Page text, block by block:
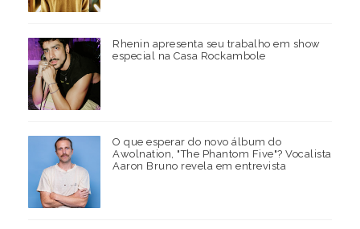
Rhenin apresenta seu trabalho em show
especial na Casa Rockambole
O que esperar do novo álbum do
Awolnation, "The Phantom Five"? Vocalista
Aaron Bruno revela em entrevista